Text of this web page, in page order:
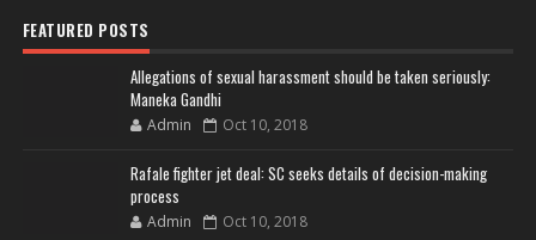
FEATURED POSTS
Allegations of sexual harassment should be taken seriously:
Maneka Gandhi
Admin Oct 10, 2018
Rafale fighter jet deal: SC seeks details of decision-making
process
Admin Oct 10, 2018